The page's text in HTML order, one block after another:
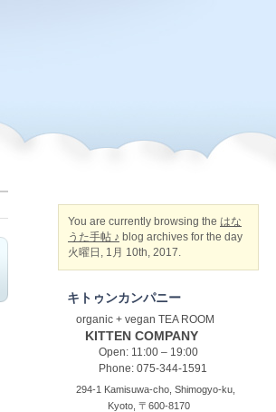
You are currently browsing the はな
うた手帖 ♪ blog archives for the day
火曜日, 1月 10th, 2017.
キトゥンカンパニー
organic + vegan TEA ROOM
KITTEN COMPANY
Open: 11:00 – 19:00
Phone: 075-344-1591
294-1 Kamisuwa-cho, Shimogyo-ku,
Kyoto, 〒600-8170